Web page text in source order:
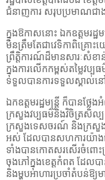
ជំនាញការ សរុបប្រមាណ​ជា
ក្នុងឱកាសនោះ ឯកឧត្តមរដ្ឋ
មិនត្រឹមតែជាវេទិកាពិគ្រោះ
ព្រឹត្តិការណ៍ដ៏មានសារៈសំខាន់ក្
ក្នុងការលើកកម្ពស់តម្លៃវប្
ទទួលបានការទទួលស្គាល់នៅ
ឯកឧត្តមរដ្ឋមន្ត្រី ក៏បានថ្
ក្រសួងវប្បធម៌និងវិចិត្រសិល្បៈ
ក្រសួង​ទេសចរណ៍ និង​ក្រសួង​វ
អស់ ដែលបានសហការយ៉ាងជិត
ទាំងបានកោតសរសើរចំពោ
ចុងភៅក្នុងខេត្តកំពត ដែលប
និងម្ហូបអាហារប្រចាំតំបន់ឱ្យ